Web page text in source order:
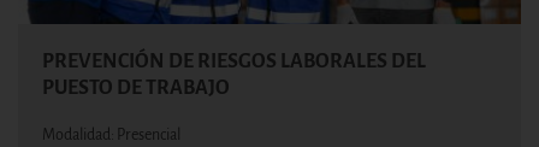
PREVENCIÓN DE RIESGOS LABORALES DEL
PUESTO DE TRABAJO
Modalidad: Presencial